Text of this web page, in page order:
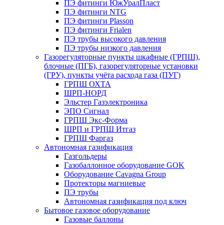
ПЭ фитинги ЮжУралПласт
ПЭ фитинги NTG
ПЭ фитинги Plasson
ПЭ фитинги Frialen
ПЭ трубы высокого давления
ПЭ трубы низкого давления
Газорегуляторные пункты шкафные (ГРПШ),
блочные (ПГБ), газорегуляторные установки
(ГРУ), пункты учёта расхода газа (ПУГ)
ГРПШ ОХТА
ШРП-НОРД
Эльстер Газэлектроника
ЭПО Сигнал
ГРПШ Экс-Форма
ШРП и ГРПШ Итгаз
ГРПШ Фаргаз
Автономная газификация
Газгольдеры
Газобаллонное оборудование GOK
Оборудование Cavagna Group
Протекторы магниевые
ПЭ трубы
Автономная газификация под ключ
Бытовое газовое оборудование
Газовые баллоны